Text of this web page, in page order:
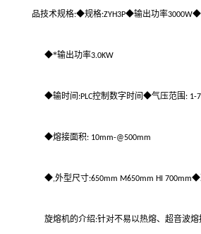
品技术规格:◆规格:ZYH3P◆输出功率3000W◆
◆*输出功率3.0KW
◆输时间 :PLC控制数字时间◆气压范围: 1-
◆熔接面积: 10mm-@500mm
◆,外型尺寸:650mm M650mm HI 700mm◆
旋熔机的介绍:针对不易以热熔、超音波熔